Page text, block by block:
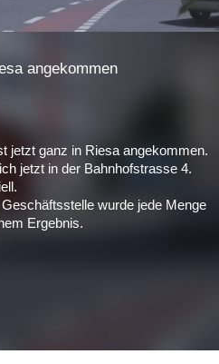
angekommen
jetzt ganz in Riesa angekommen.
jetzt in der Bahnhofstrasse 4.
wurde jede Menge
Ergebnis.